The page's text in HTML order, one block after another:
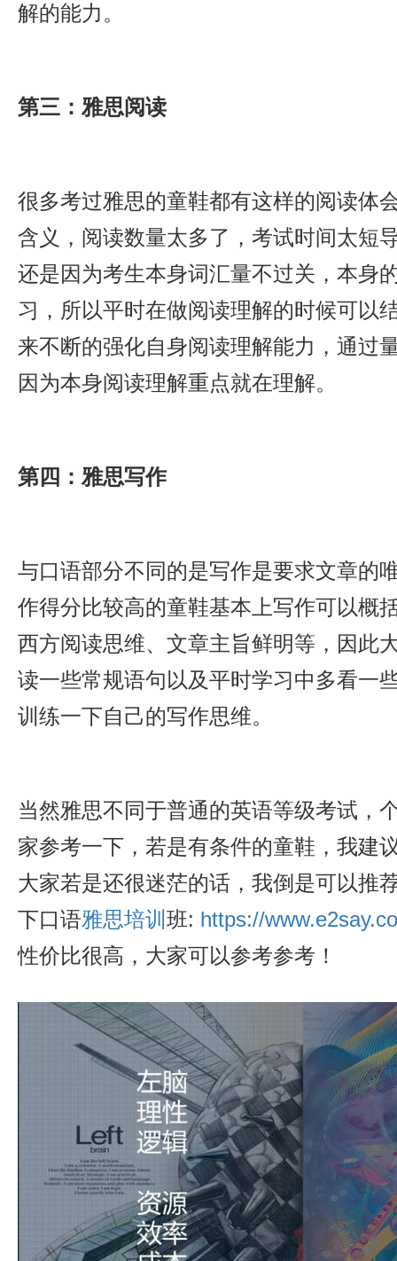
解的能力。
第三：雅思阅读
很多考过雅思的童鞋都有这样的阅读体
含义，阅读数量太多了，考试时间太短
还是因为考生本身词汇量不过关，本身
习，所以平时在做阅读理解的时候可以
来不断的强化自身阅读理解能力，通过
因为本身阅读理解重点就在理解。
第四：雅思写作
与口语部分不同的是写作是要求文章的
作得分比较高的童鞋基本上写作可以概
西方阅读思维、文章主旨鲜明等，因此
读一些常规语句以及平时学习中多看一
训练一下自己的写作思维。
当然雅思不同于普通的英语等级考试，
家参考一下，若是有条件的童鞋，我建
大家若是还很迷茫的话，我倒是可以推
下口语雅思培训 班: https://
性价比很高，大家可以参考参考！